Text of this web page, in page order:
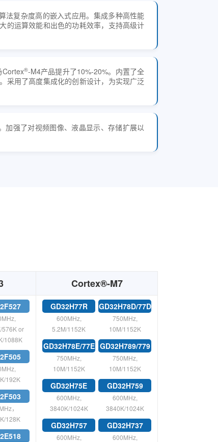
法复杂度高的嵌入式应用。集成多种高性能
的运算效能和出色的功耗效率，支持高级计
Cortex®-M4产品提升了10%-20%。内置了全
采用了高度集成化的创新设计，为实现广泛
加强了对视频图像、液晶显示、存储扩展以
Cortex®-M7
576K or
1088K
192K
，
128K
GD32H77R
600MHz,
5.2M/1152K
GD32H78D/77D
750MHz,
10M/1152K
GD32H78E/77E
750MHz,
10M/1152K
GD32H789/779
750MHz,
10M/1152K
GD32H75E
600MHz,
3840K/1024K
GD32H759
600MHz,
3840K/1024K
GD32H757
600MHz,
GD32H737
600MHz,